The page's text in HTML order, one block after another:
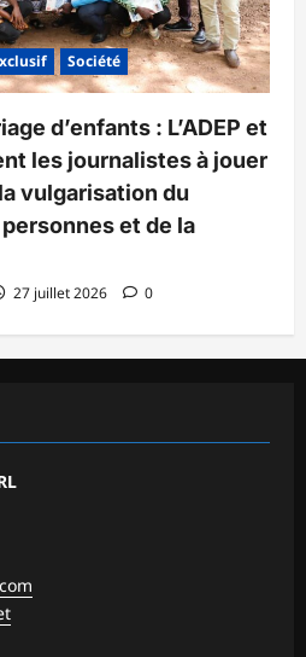
Société
d’enfants : L’ADEP et
les journalistes à jouer
vulgarisation du
et de la
27 juillet 2026 0